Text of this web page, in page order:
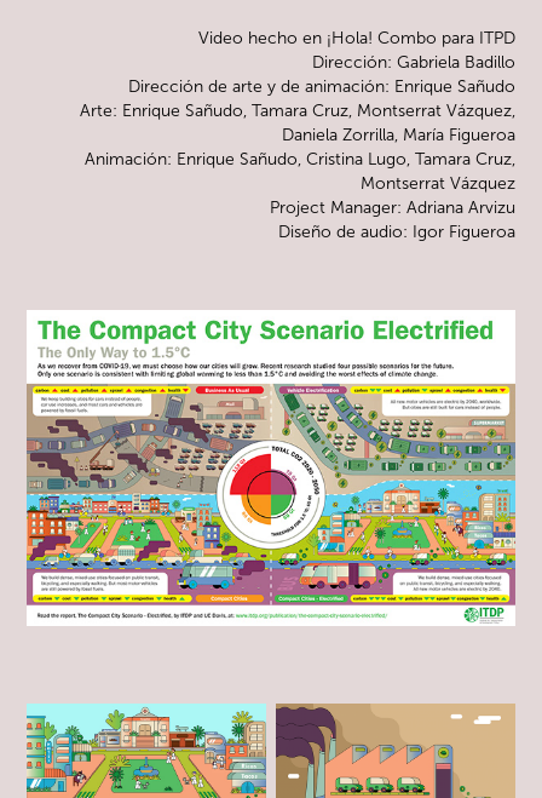
Video hecho en ¡Hola! Combo para ITPD
Dirección: Gabriela Badillo
Dirección de arte y de animación: Enrique Sañudo
Arte: Enrique Sañudo, Tamara Cruz, Montserrat Vázquez,
Daniela Zorrilla, María Figueroa
Animación: Enrique Sañudo, Cristina Lugo, Tamara Cruz,
Montserrat Vázquez
Project Manager: Adriana Arvizu
Diseño de audio: Igor Figueroa